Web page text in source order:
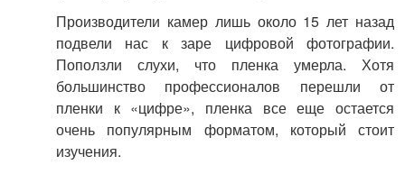
Производители камер лишь около 15 лет назад
подвели нас к заре цифровой фотографии.
Поползли слухи, что пленка умерла. Хотя
большинство профессионалов перешли от
пленки к «цифре», пленка все еще остается
очень популярным форматом, который стоит
изучения.